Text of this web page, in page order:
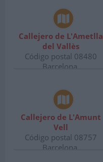
Callejero de L'Ametlla
del Vallès
Código postal 08480
Barcelona.
Callejero de L'Amunt
Vell
Código postal 08757
Barcelona.